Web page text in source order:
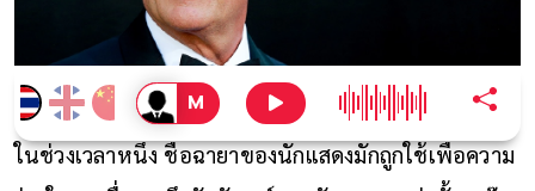
ในช่วงเวลาหนึ่ง ชื่อฉายาของนักแสดงมักถูกใช้เพื่อความ